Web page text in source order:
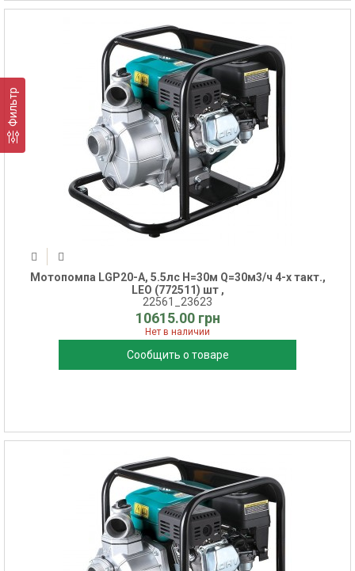
Фильтр
Мотопомпа LGP20-А, 5.5лс Н=30м Q=30м3/ч 4-х такт.,
LEO (772511) шт ,
22561_23623
10615.00 грн
Нет в наличии
Сообщить о товаре